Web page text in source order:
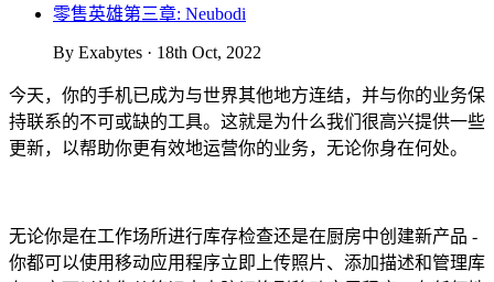
零售英雄第三章: Neubodi
By Exabytes · 18th Oct, 2022
今天，你的手机已成为与世界其他地方连结，并与你的业务保
持联系的不可或缺的工具。这就是为什么我们很高兴提供一些
更新，以帮助你更有效地运营你的业务，无论你身在何处。
无论你是在工作场所进行库存检查还是在厨房中创建新产品 -
你都可以使用移动应用程序立即上传照片、添加描述和管理库